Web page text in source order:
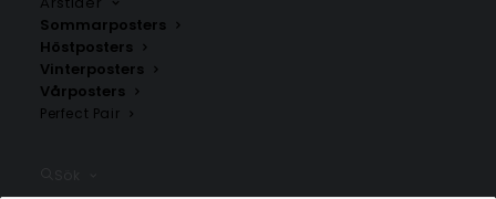
Sommarposters
Höstposters
Vinterposters
Vårposters
Perfect Pair
Vardø
Fr.200.00